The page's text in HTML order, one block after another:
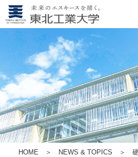
HOME ＞ NEWS & TOPICS ＞ 硬